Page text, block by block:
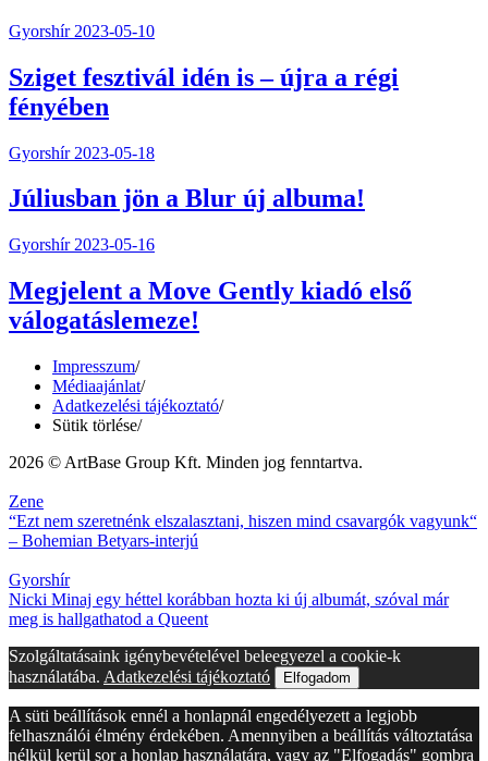
Gyorshír 2023-05-10
Sziget fesztivál idén is – újra a régi
fényében
Gyorshír 2023-05-18
Júliusban jön a Blur új albuma!
Gyorshír 2023-05-16
Megjelent a Move Gently kiadó első
válogatáslemeze!
Impresszum/
Médiaajánlat/
Adatkezelési tájékoztató/
Sütik törlése/
2026 © ArtBase Group Kft. Minden jog fenntartva.
Zene
“Ezt nem szeretnénk elszalasztani, hiszen mind csavargók vagyunk“
– Bohemian Betyars-interjú
Gyorshír
Nicki Minaj egy héttel korábban hozta ki új albumát, szóval már
meg is hallgathatod a Queent
Szolgáltatásaink igénybevételével beleegyezel a cookie-k
használatába. Adatkezelési tájékoztató Elfogadom
A süti beállítások ennél a honlapnál engedélyezett a legjobb
felhasználói élmény érdekében. Amennyiben a beállítás változtatása
nélkül kerül sor a honlap használatára, vagy az "Elfogadás" gombra